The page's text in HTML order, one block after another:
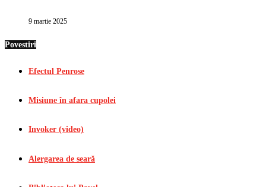
9 martie 2025
Povestiri
Efectul Penrose
Misiune în afara cupolei
Invoker (video)
Alergarea de seară